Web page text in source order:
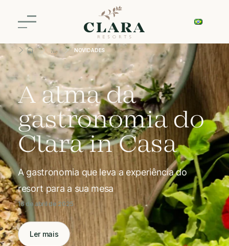
NOVIDADES
A alma da
gastronomia do
Clara in Casa
A gastronomia que leva a experiência do
resort para a sua mesa
16 de abril de 2025
Ler mais